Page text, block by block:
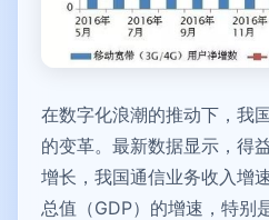
在数字化浪潮的推动下，我
的变革。最新数据显示，得
增长，我国通信业务收入增
总值（GDP）的增速，特别